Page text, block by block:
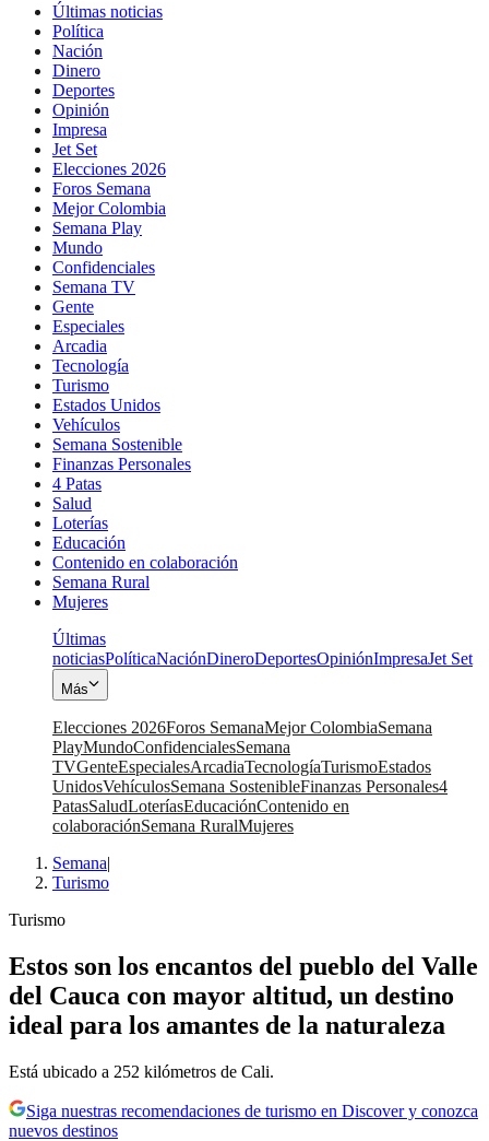
Últimas noticias
Política
Nación
Dinero
Deportes
Opinión
Impresa
Jet Set
Elecciones 2026
Foros Semana
Mejor Colombia
Semana Play
Mundo
Confidenciales
Semana TV
Gente
Especiales
Arcadia
Tecnología
Turismo
Estados Unidos
Vehículos
Semana Sostenible
Finanzas Personales
4 Patas
Salud
Loterías
Educación
Contenido en colaboración
Semana Rural
Mujeres
Últimas
noticiasPolíticaNaciónDineroDeportesOpiniónImpresaJet Set
Más
Elecciones 2026Foros SemanaMejor ColombiaSemana
PlayMundoConfidencialesSemana
TVGenteEspecialesArcadiaTecnologíaTurismoEstados
UnidosVehículosSemana SostenibleFinanzas Personales4
PatasSaludLoteríasEducaciónContenido en
colaboraciónSemana RuralMujeres
Semana|
Turismo
Turismo
Estos son los encantos del pueblo del Valle
del Cauca con mayor altitud, un destino
ideal para los amantes de la naturaleza
Está ubicado a 252 kilómetros de Cali.
Siga nuestras recomendaciones de turismo en Discover y conozca
nuevos destinos